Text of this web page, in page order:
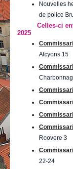
Actualités
E-guichet /
Actualités
Nouvelles
de police
Celles-ci
2025
Alcyons 15
Roovere 3
22-24